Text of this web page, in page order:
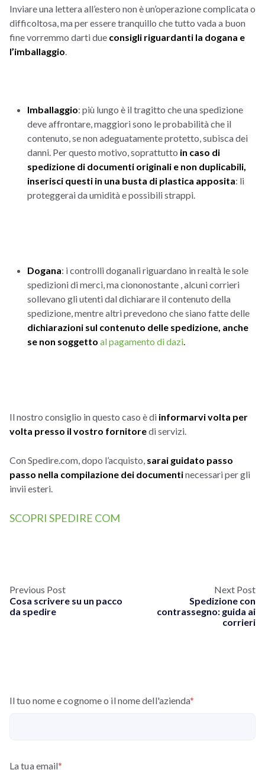
Inviare una lettera all’estero non è un’operazione complicata o
difficoltosa, ma per essere tranquillo che tutto vada a buon
fine vorremmo darti due consigli riguardanti la dogana e
l’imballaggio.
Imballaggio: più lungo è il tragitto che una spedizione
deve affrontare, maggiori sono le probabilità che il
contenuto, se non adeguatamente protetto, subisca dei
danni. Per questo motivo, soprattutto in caso di
spedizione di documenti originali e non duplicabili,
inserisci questi in una busta di plastica apposita: li
proteggerai da umidità e possibili strappi.
Dogana: i controlli doganali riguardano in realtà le sole
spedizioni di merci, ma ciononostante , alcuni corrieri
sollevano gli utenti dal dichiarare il contenuto della
spedizione, mentre altri prevedono che siano fatte delle
dichiarazioni sul contenuto delle spedizione, anche
se non soggetto al pagamento di dazi.
Il nostro consiglio in questo caso è di informarvi volta per
volta presso il vostro fornitoredi servizi.
Con Spedire.com, dopo l’acquisto, sarai guidato passo
passo nella compilazione dei documentinecessari per gli
invii esteri.
SCOPRI SPEDIRE COM
Previous Post
Cosa scrivere su un pacco
da spedire
Next Post
Spedizione con
contrassegno: guida ai
corrieri
Il tuo nome e cognome o il nome dell'azienda*
La tua email*